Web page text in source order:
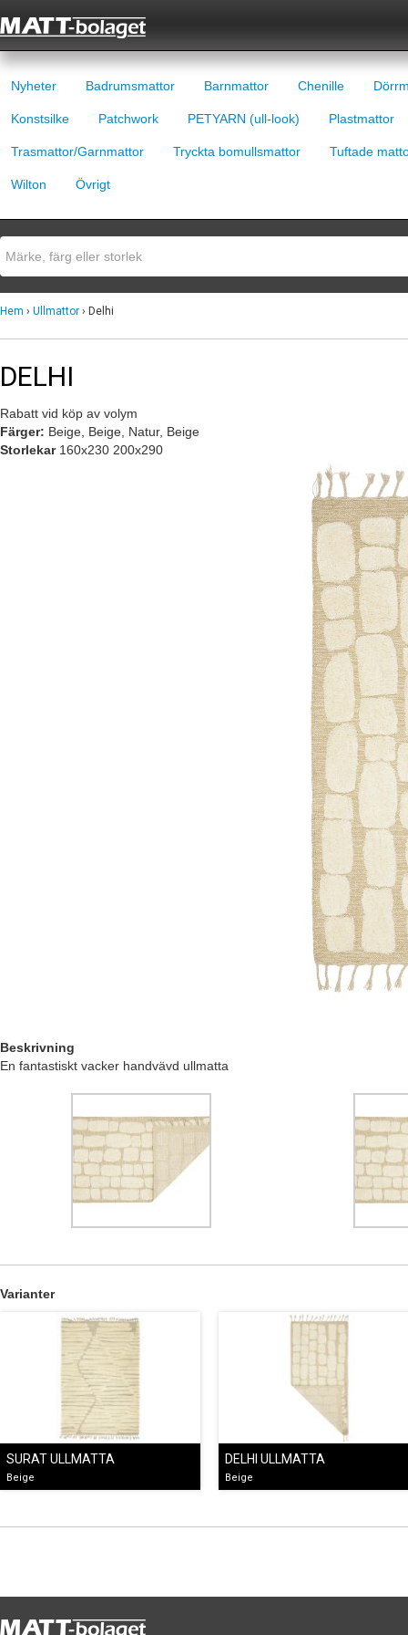
Nyheter Badrumsmattor Barnmattor Chenille
Konstsilke Patchwork PETYARN (ull-look) Plastmattor
Trasmattor/Garnmattor Tryckta bomullsmattor Tuftade
Wilton Övrigt
Hem › Ullmattor › Delhi
DELHI
Rabatt vid köp av volym
Färger: Beige, Beige, Natur, Beige
Storlekar160x230 200x290
Beskrivning
En fantastiskt vacker handvävd ullmatta
Varianter
SURAT ULLMATTA
Beige
DELHI ULLMATTA
Beige